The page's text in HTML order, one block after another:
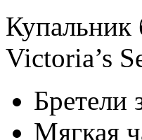
Купальник
Victoria’s
Бретели
Мягкая